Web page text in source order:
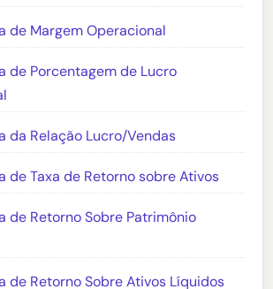
de Margem Operacional
de Porcentagem de Lucro
da Relação Lucro/Vendas
de Taxa de Retorno sobre Ativos
de Retorno Sobre Patrimônio
de Retorno Sobre Ativos Líquidos